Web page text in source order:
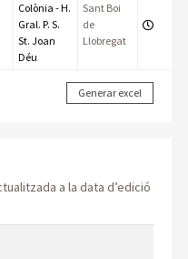
Colònia - H.
Gral. P. S.
St. Joan
Déu
Sant Boi
de
Llobregat
a la data d’edició